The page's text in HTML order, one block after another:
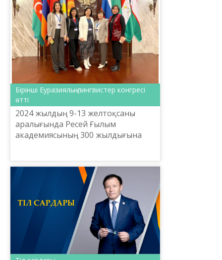
Бірінші Еуразиялық лингвистер конгресі
өтті
2024 жылдың 9-13 желтоқсаны
аралығында Ресей Ғылым
академиясының 300 жылдығына
және жоғары білім министрлігінің